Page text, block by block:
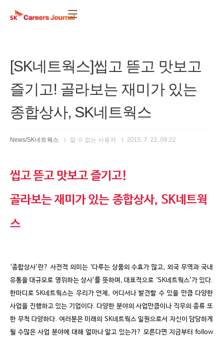
[SK네트웍스]씹고 뜯고 맛보고
즐기고! 골라보는 재미가 있는
종합상사, SK네트웍스 ​
News/SK네트웍스 알 수 없는 사용자 2015. 7. 22. 09:22
씹고 뜯고 맛보고 즐기고!
골라보는 재미가 있는 종합상사, SK네트웍
스
‘종합상사’란? 사전적 의미는‘다루는 상품의 수효가 많고,외국 무역과 국내
유통을 대규모로 영위하는 상사’를 뜻하며 ,대표적으로 ‘SK네트웍스’가 있다.
한마디로 SK네트웍스는 우리가 언제 , 어디서나 발견할 수 있을 만큼 다양한
사업을 진행하고 있는 기업이다.다양한 분야의 사업만큼이나 직무의 종류 또
한 무척 다양하다. 여러분은 미래의 SK네트웍스 일원으로서 자신이 담당하게
될 수많은 사업 분야에 대해 얼마나 알고 있는가?모른다면 지금부터 follow